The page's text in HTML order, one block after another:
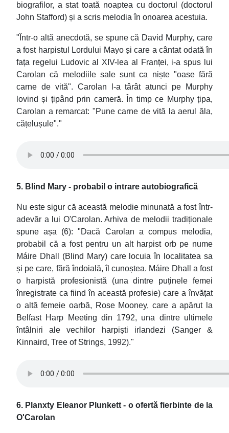
biografilor, a stat toată noaptea cu doctorul (doctorul
John Stafford) și a scris melodia în onoarea acestuia.
"Într-o altă anecdotă, se spune că David Murphy, care
a fost harpistul Lordului Mayo și care a cântat odată în
fața regelui Ludovic al XIV-lea al Franței, i-a spus lui
Carolan că melodiile sale sunt ca niște "oase fără
carne de vită". Carolan l-a târât atunci pe Murphy
lovind și țipând prin cameră. În timp ce Murphy țipa,
Carolan a remarcat: "Pune carne de vită la aerul ăla,
cățelușule"."
5. Blind Mary - probabil o intrare autobiografică
Nu este sigur că această melodie minunată a fost într-
adevăr a lui O'Carolan. Arhiva de melodii tradiționale
spune așa (6): "Dacă Carolan a compus melodia,
probabil că a fost pentru un alt harpist orb pe nume
Máire Dhall (Blind Mary) care locuia în localitatea sa
și pe care, fără îndoială, îl cunoștea. Máire Dhall a fost
o harpistă profesionistă (una dintre puținele femei
înregistrate ca fiind în această profesie) care a învățat
o altă femeie oarbă, Rose Mooney, care a apărut la
Belfast Harp Meeting din 1792, una dintre ultimele
întâlniri ale vechilor harpiști irlandezi (Sanger &
Kinnaird, Tree of Strings, 1992)."
6. Planxty Eleanor Plunkett - o ofertă fierbinte de la
O'Carolan